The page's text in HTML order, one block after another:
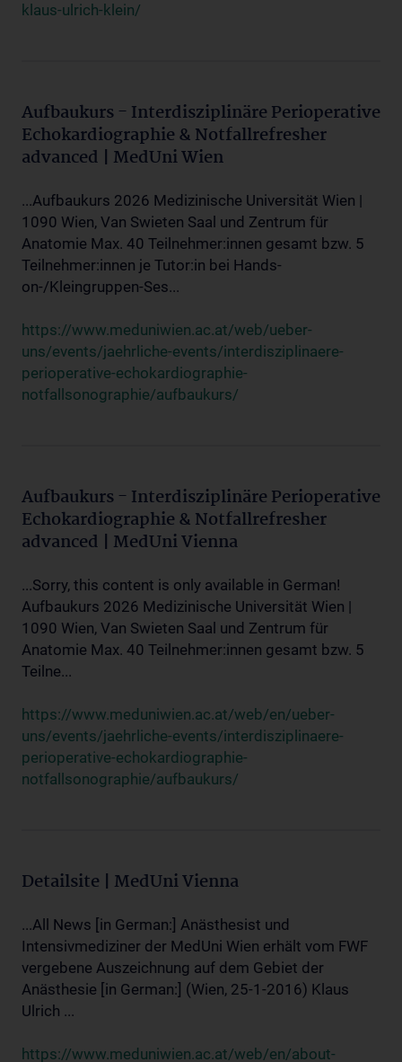
klaus-ulrich-klein/
Aufbaukurs - Interdisziplinäre Perioperative
Echokardiographie & Notfallrefresher
advanced | MedUni Wien
...Aufbaukurs 2026 Medizinische Universität Wien |
1090 Wien, Van Swieten Saal und Zentrum für
Anatomie Max. 40 Teilnehmer:innen gesamt bzw. 5
Teilnehmer:innen je Tutor:in bei Hands-
on-/Kleingruppen-Ses...
https://www.meduniwien.ac.at/web/ueber-
uns/events/jaehrliche-events/interdisziplinaere-
perioperative-echokardiographie-
notfallsonographie/aufbaukurs/
Aufbaukurs - Interdisziplinäre Perioperative
Echokardiographie & Notfallrefresher
advanced | MedUni Vienna
...Sorry, this content is only available in German!
Aufbaukurs 2026 Medizinische Universität Wien |
1090 Wien, Van Swieten Saal und Zentrum für
Anatomie Max. 40 Teilnehmer:innen gesamt bzw. 5
Teilne...
https://www.meduniwien.ac.at/web/en/ueber-
uns/events/jaehrliche-events/interdisziplinaere-
perioperative-echokardiographie-
notfallsonographie/aufbaukurs/
Detailsite | MedUni Vienna
...All News [in German:] Anästhesist und
Intensivmediziner der MedUni Wien erhält vom FWF
vergebene Auszeichnung auf dem Gebiet der
Anästhesie [in German:] (Wien, 25-1-2016) Klaus
Ulrich ...
https://www.meduniwien.ac.at/web/en/about-